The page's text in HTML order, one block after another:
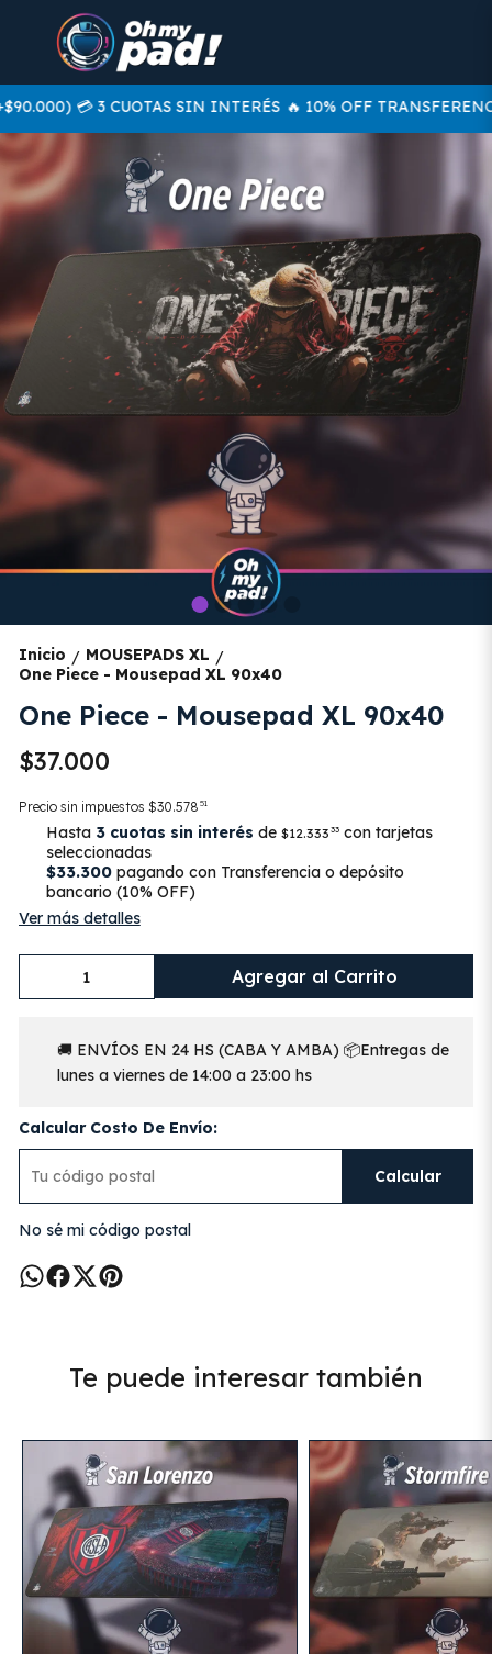
💳 3 CUOTAS SIN INTERÉS 🔥 10% OFF
Inicio / MOUSEPADS XL /
One Piece - Mousepad XL 90x40
One Piece - Mousepad XL 90x40
$37.000
Precio sin impuestos $30.578 51
Hasta 3 cuotas sin interés de$12.333 33 con tarjetas
seleccionadas
$33.300pagando con Transferencia o depósito
bancario (10% OFF)
Ver más detalles
Agregar al Carrito
🚚 ENVÍOS EN 24 HS (CABA Y AMBA) 📦Entregas de
lunes a viernes de 14:00 a 23:00 hs
Calcular Costo De Envío:
Calcular
No sé mi código postal
Te puede interesar también